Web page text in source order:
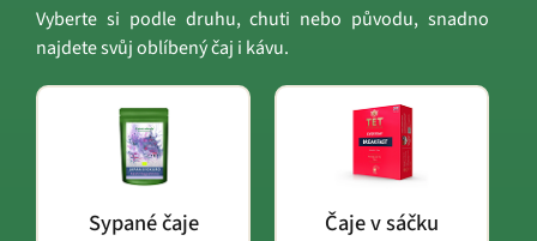
Vyberte si podle druhu, chuti nebo původu, snadno
najdete svůj oblíbený čaj i kávu.
Sypané čaje Čaje v sáčku